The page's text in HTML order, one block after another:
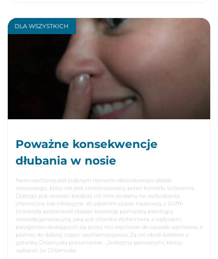
DLA WSZYSTKICH
Poważne konsekwencje
dłubania w nosie
Nerw węchowy jest jedynym nerwem obwodowego układu
nerwowego, który nie jest zmielinizowany przez komórki Schwanna.
Dlatego jest również bardziej niż inne podatny na uszkodzenia
chemiczne lub infekcyjne. W ostatnim czasie naukowcy z Grifth
University postanowili zbadać korelację pomiędzy patologią
neurodegeneracyjną, jaką jest choroba Alzheimera, a wpływem
patogenów dostających się przez nici węchowe do opuszki węchowej a
później do dalszej części węchomózgowia. Za cel obrali bakterie z
gatunku Chlamydia pneumoniae. „Jesteśmy pierwszymi, którzy
wykazali, że Chlamydia